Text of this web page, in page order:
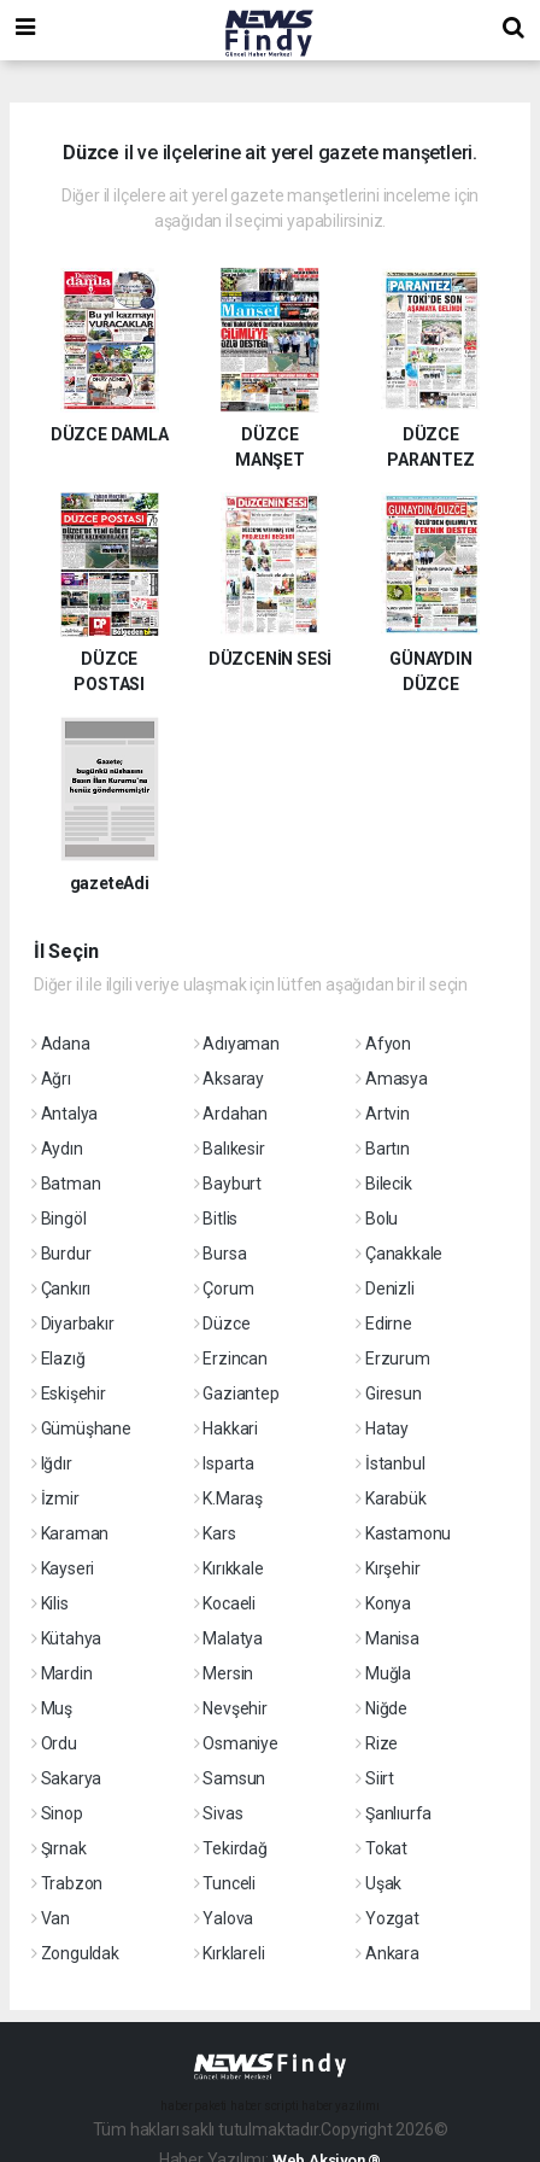
Düzce il ve ilçelerine ait yerel gazete manşetleri.
Diğer il ilçelere ait yerel gazete manşetlerini inceleme için
aşağıdan il seçimi yapabilirsiniz.
DÜZCE DAMLA
DÜZCE
MANŞET
DÜZCE
PARANTEZ
DÜZCE
POSTASI
DÜZCENİN SESİ
GÜNAYDIN
DÜZCE
gazeteAdi
İl Seçin
Diğer il ile ilgili veriye ulaşmak için lütfen aşağıdan bir il seçin
Adana Adıyaman
Afyon
Ağrı
Aksaray
Amasya
Antalya
Ardahan
Artvin
Aydın
Balıkesir
Bartın
Batman
Bayburt
Bilecik
Bingöl
Bitlis
Bolu
Burdur
Bursa
Çanakkale
Çankırı
Çorum
Denizli
Diyarbakır
Düzce
Edirne
Elazığ
Erzincan
Erzurum
Eskişehir
Gaziantep
Giresun
Gümüşhane
Hakkari
Hatay
Iğdır
Isparta
İstanbul
İzmir
K.Maraş
Karabük
Karaman
Kars
Kastamonu
Kayseri
Kırıkkale
Kırşehir
Kilis
Kocaeli
Konya
Kütahya
Malatya
Manisa
Mardin
Mersin
Muğla
Muş
Nevşehir
Niğde
Ordu
Osmaniye
Rize
Sakarya
Samsun
Siirt
Sinop
Sivas
Şanlıurfa
Şırnak
Tekirdağ
Tokat
Trabzon
Tunceli
Uşak
Van
Yalova
Yozgat
Zonguldak
Kırklareli Ankara
Tüm hakları saklı tutulmaktadır.Copyright 2026©